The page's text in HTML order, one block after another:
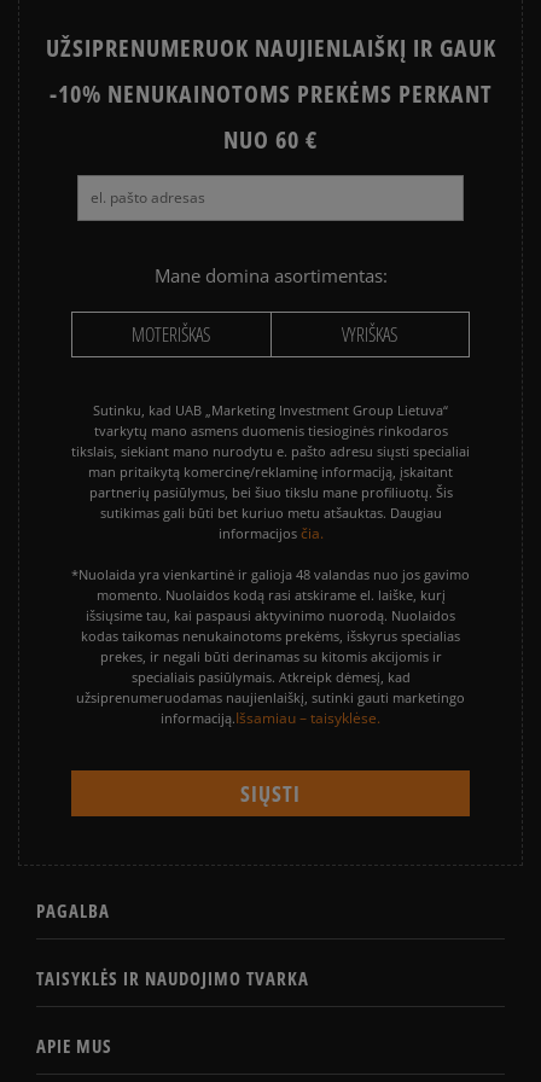
UŽSIPRENUMERUOK NAUJIENLAIŠKĮ IR GAUK
-10% NENUKAINOTOMS PREKĖMS PERKANT
NUO 60 €
Mane domina asortimentas:
MOTERIŠKAS VYRIŠKAS
Sutinku, kad UAB „Marketing Investment Group Lietuva“
tvarkytų mano asmens duomenis tiesioginės rinkodaros
tikslais, siekiant mano nurodytu e. pašto adresu siųsti specialiai
man pritaikytą komercinę/reklaminę informaciją, įskaitant
partnerių pasiūlymus, bei šiuo tikslu mane profiliuotų. Šis
sutikimas gali būti bet kuriuo metu atšauktas. Daugiau
informacijos čia.
*Nuolaida yra vienkartinė ir galioja 48 valandas nuo jos gavimo
momento. Nuolaidos kodą rasi atskirame el. laiške, kurį
išsiųsime tau, kai paspausi aktyvinimo nuorodą. Nuolaidos
kodas taikomas nenukainotoms prekėms, išskyrus specialias
prekes, ir negali būti derinamas su kitomis akcijomis ir
specialiais pasiūlymais. Atkreipk dėmesį, kad
užsiprenumeruodamas naujienlaiškį, sutinki gauti marketingo
informaciją.Išsamiau – taisyklėse.
PAGALBA
TAISYKLĖS IR NAUDOJIMO TVARKA
APIE MUS